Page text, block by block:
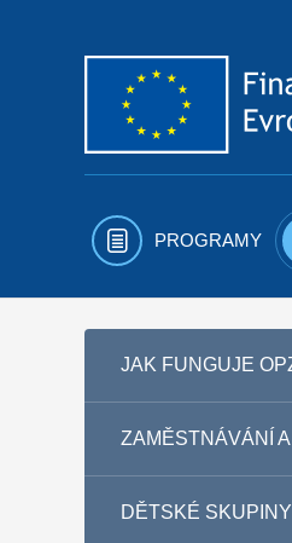
PROGRAMY
JAK FUNGUJE
ZAMĚSTNÁVÁNÍ A
DĚTSKÉ SKUPINY